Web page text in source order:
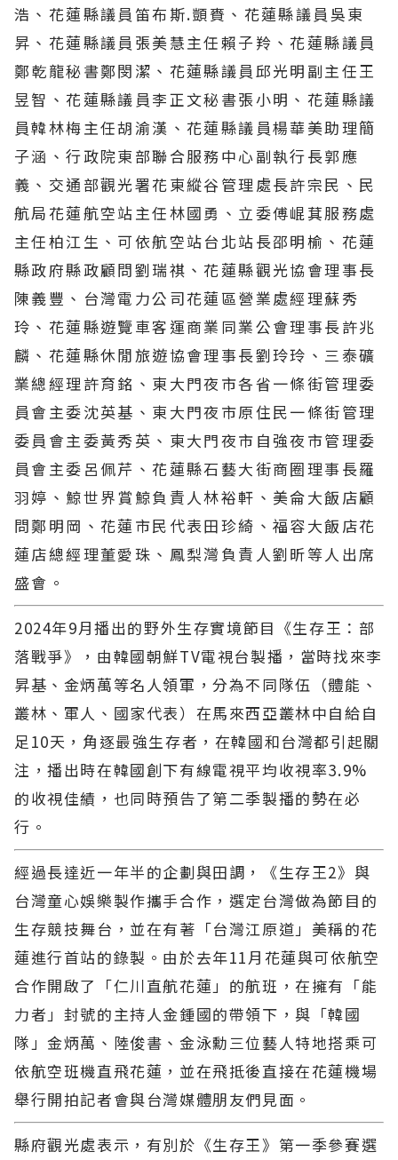
浩、花蓮縣議員笛布斯.顗賚、花蓮縣議員吳東
昇、花蓮縣議員張美慧主任賴子羚、花蓮縣議員
鄭乾龍秘書鄭閔潔、花蓮縣議員邱光明副主任王
昱智、花蓮縣議員李正文秘書張小明、花蓮縣議
員韓林梅主任胡渝漢、花蓮縣議員楊華美助理簡
子涵、行政院東部聯合服務中心副執行長郭應
義、交通部觀光署花東縱谷管理處長許宗民、民
航局花蓮航空站主任林國勇、立委傅崐萁服務處
主任柏江生、可依航空站台北站長邵明榆、花蓮
縣政府縣政顧問劉瑞祺、花蓮縣觀光協會理事長
陳義豐、台灣電力公司花蓮區營業處經理蘇秀
玲、花蓮縣遊覽車客運商業同業公會理事長許兆
麟、花蓮縣休閒旅遊協會理事長劉玲玲、三泰礦
業總經理許育銘、東大門夜市各省一條街管理委
員會主委沈英基、東大門夜市原住民一條街管理
委員會主委黃秀英、東大門夜市自強夜市管理委
員會主委呂佩芹、花蓮縣石藝大街商圈理事長羅
羽婷、鯨世界賞鯨負責人林裕軒、美侖大飯店顧
問鄭明岡、花蓮市民代表田珍綺、福容大飯店花
蓮店總經理董愛珠、鳳梨灣負責人劉昕等人出席
盛會。
2024年9月播出的野外生存實境節目《生存王：部
落戰爭》，由韓國朝鮮TV電視台製播，當時找來李
昇基、金炳萬等名人領軍，分為不同隊伍（體能、
叢林、軍人、國家代表）在馬來西亞叢林中自給自
足10天，角逐最強生存者，在韓國和台灣都引起關
注，播出時在韓國創下有線電視平均收視率3.9%
的收視佳績，也同時預告了第二季製播的勢在必
行。
經過長達近一年半的企劃與田調，《生存王2》與
台灣童心娛樂製作攜手合作，選定台灣做為節目的
生存競技舞台，並在有著「台灣江原道」美稱的花
蓮進行首站的錄製。由於去年11月花蓮與可依航空
合作開啟了「仁川直航花蓮」的航班，在擁有「能
力者」封號的主持人金鍾國的帶領下，與「韓國
隊」金炳萬、陸俊書、金泳勳三位藝人特地搭乘可
依航空班機直飛花蓮，並在飛抵後直接在花蓮機場
舉行開拍記者會與台灣媒體朋友們見面。
縣府觀光處表示，有別於《生存王》第一季參賽選